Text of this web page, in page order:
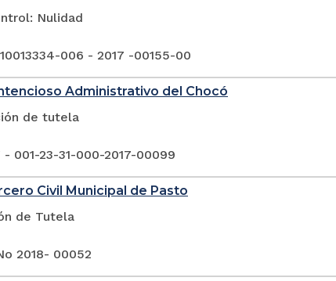
Nulidad
006 - 2017 -00155-00
Administrativo del Chocó
de tutela
- 001-23-31-000-2017-00099
Civil Municipal de Pasto
de Tutela
2018- 00052